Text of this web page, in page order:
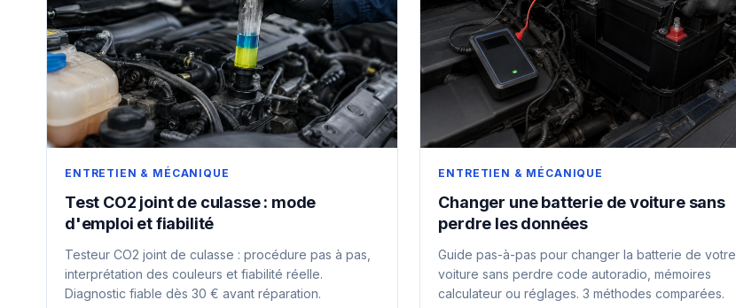
ENTRETIEN & MÉCANIQUE
Test CO2 joint de culasse : mode
d'emploi et fiabilité
Testeur CO2 joint de culasse : procédure pas à pas,
interprétation des couleurs et fiabilité réelle.
Diagnostic fiable dès 30 € avant réparation.
ENTRETIEN & MÉCANIQUE
Changer une batterie de voiture sans
perdre les données
Guide pas-à-pas pour changer la batterie de votre
voiture sans perdre code autoradio, mémoires
calculateur ou réglages. 3 méthodes comparées.